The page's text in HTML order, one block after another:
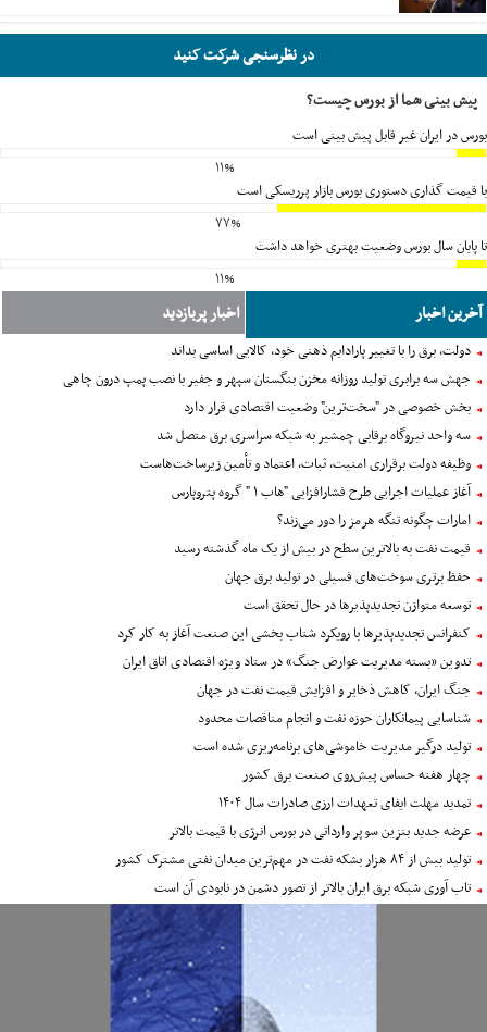
در نظرسنجی شرکت کنید
پیش بینی شما از بورس چیست؟
بورس در ایران غیر قابل پیش بینی است
۱۱%
با قیمت گذاری دستوری بورس بازار پرریسکی است
۷۷%
تا پایان سال بورس وضعیت بهتری خواهد داشت
۱۱%
آخرین اخبار اخبار پربازدید
دولت، برق را با تغییر پارادایم ذهنی خود، کالایی اساسی بداند
بخش خصوصی در "سخت‌ترین" وضعیت اقتصادی قرار دارد
سه واحد نیروگاه برقابی چمشیر به شبکه سراسری برق متصل شد
وظیفه دولت برقراری امنیت، ثبات، اعتماد و تأمین زیرساخت‌هاست
آغاز عملیات اجرایی طرح فشارافزایی "هاب ۱ " گروه پتروپارس
امارات چگونه تنگه هرمز را دور می‌زند؟
قیمت نفت به بالاترین سطح در بیش از یک ماه گذشته رسید
حفظ برتری سوخت‌های فسیلی در تولید برق جهان
توسعه متوازن تجدیدپذیرها در حال تحقق است
کنفرانس تجدیدپذیرها با رویکرد شتاب بخشی این صنعت آغاز به کار کرد
تدوین «بسته مدیریت عوارض جنگ» در ستاد ویژه اقتصادی اتاق ایران
جنگ ایران، کاهش ذخایر و افزایش قیمت نفت در جهان
شناسایی پیمانکاران حوزه نفت و انجام مناقصات محدود
تولید درگیر مدیریت خاموشی‌های برنامه‌ریزی شده است
چهار هفته حساس پیش‌روی صنعت برق کشور
تمدید مهلت ایفای تعهدات ارزی صادرات سال ۱۴۰۴
عرضه جدید بنزین سوپر وارداتی در بورس انرژی با قیمت بالاتر
تولید بیش از ۸۴ هزار بشکه نفت در مهم‌ترین میدان نفتی مشترک کشور
تاب آوری شبکه برق ایران بالاتر از تصور دشمن در نابودی آن است